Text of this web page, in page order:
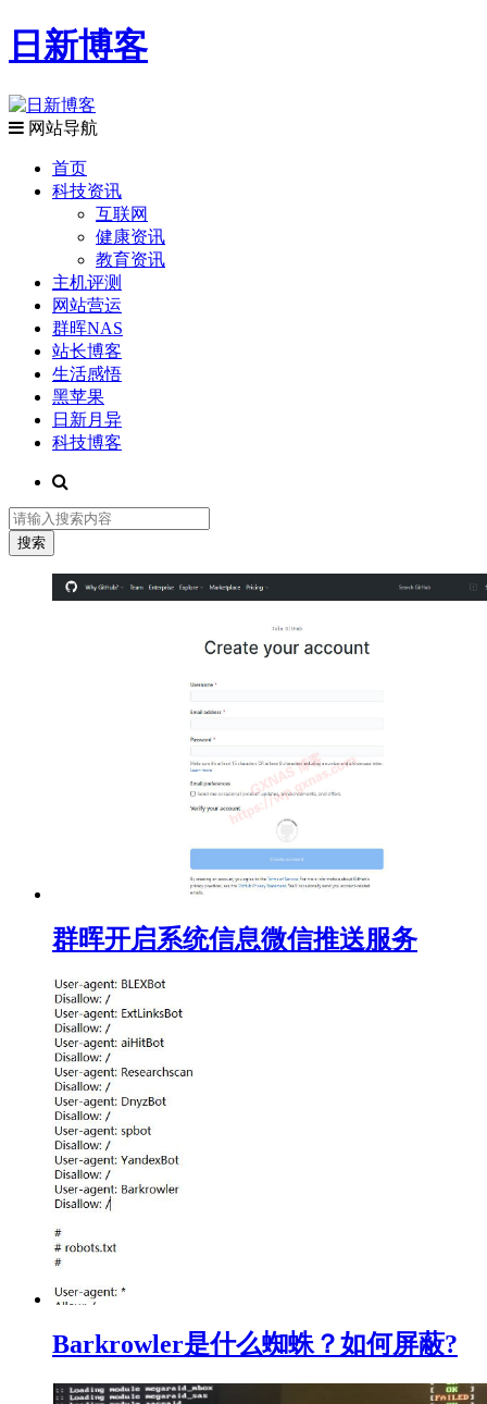
日新博客
网站导航
首页
科技资讯
互联网
健康资讯
教育资讯
主机评测
网站营运
群晖NAS
站长博客
生活感悟
黑苹果
日新月异
科技博客
群晖开启系统信息微信推送服务
Barkrowler是什么蜘蛛？如何屏蔽?